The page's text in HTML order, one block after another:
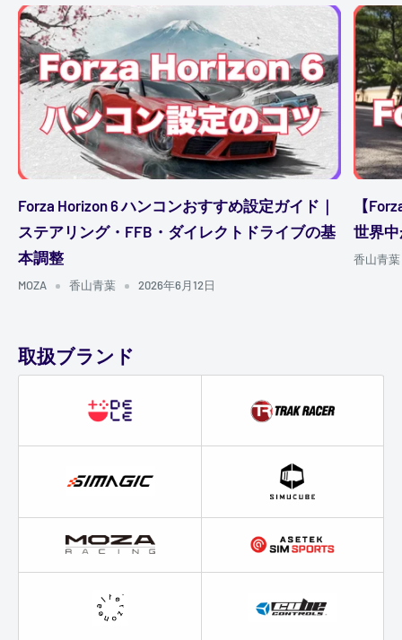
Forza Horizon 6 ハンコンおすすめ設定ガイド｜
ステアリング・FFB・ダイレクトドライブの基
本調整
MOZA 香山青葉 2026年6月12日
【
世界
香山青葉
取扱ブランド